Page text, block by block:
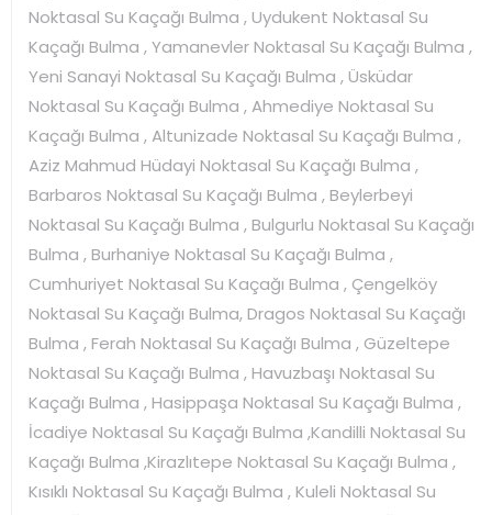
Noktasal Su Kaçağı Bulma , Uydukent Noktasal Su
Kaçağı Bulma , Yamanevler Noktasal Su Kaçağı Bulma ,
Yeni Sanayi Noktasal Su Kaçağı Bulma , Üsküdar
Noktasal Su Kaçağı Bulma , Ahmediye Noktasal Su
Kaçağı Bulma , Altunizade Noktasal Su Kaçağı Bulma ,
Aziz Mahmud Hüdayi Noktasal Su Kaçağı Bulma ,
Barbaros Noktasal Su Kaçağı Bulma , Beylerbeyi
Noktasal Su Kaçağı Bulma , Bulgurlu Noktasal Su Kaçağı
Bulma , Burhaniye Noktasal Su Kaçağı Bulma ,
Cumhuriyet Noktasal Su Kaçağı Bulma , Çengelköy
Noktasal Su Kaçağı Bulma, Dragos Noktasal Su Kaçağı
Bulma , Ferah Noktasal Su Kaçağı Bulma , Güzeltepe
Noktasal Su Kaçağı Bulma , Havuzbaşı Noktasal Su
Kaçağı Bulma , Hasippaşa Noktasal Su Kaçağı Bulma ,
İcadiye Noktasal Su Kaçağı Bulma ,Kandilli Noktasal Su
Kaçağı Bulma ,Kirazlıtepe Noktasal Su Kaçağı Bulma ,
Kısıklı Noktasal Su Kaçağı Bulma , Kuleli Noktasal Su